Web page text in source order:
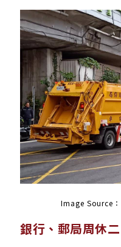
Image Source
銀行、郵局周休